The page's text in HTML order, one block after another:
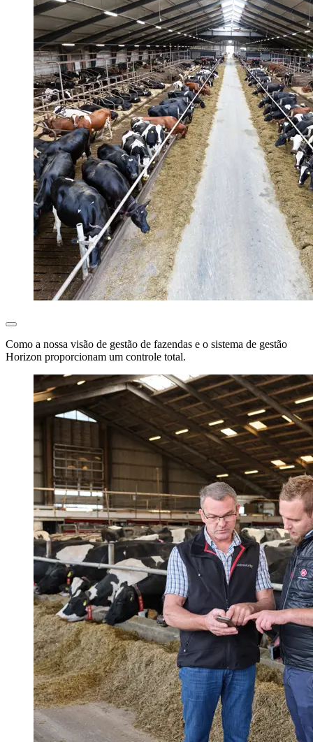
Como a nossa visão de gestão de fazendas e o sistema de gestão
Horizon proporcionam um controle total.